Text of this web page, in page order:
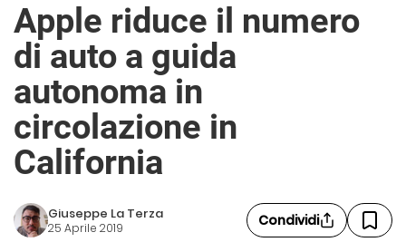
Apple riduce il numero
di auto a guida
autonoma in
circolazione in
California
Giuseppe La Terza
25 Aprile 2019 Condividi